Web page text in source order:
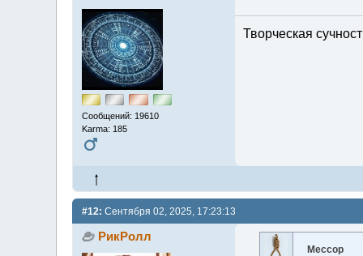
Сообщений: 19610
Karma: 185
Творческая
#12: Сентября 02, 2025, 17:23:13
РикРолл
Мессор